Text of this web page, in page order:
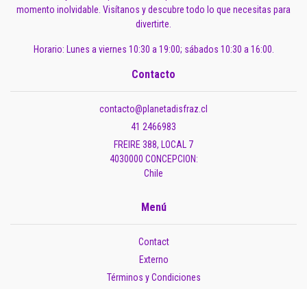
momento inolvidable. Visítanos y descubre todo lo que necesitas para
divertirte.
Horario: Lunes a viernes 10:30 a 19:00; sábados 10:30 a 16:00.
Contacto
contacto@planetadisfraz.cl
41 2466983
FREIRE 388, LOCAL 7
4030000 CONCEPCION:
Chile
Menú
Contact
Externo
Términos y Condiciones